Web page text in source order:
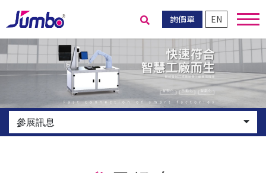
詢價單 EN
送出搜尋
參展訊息